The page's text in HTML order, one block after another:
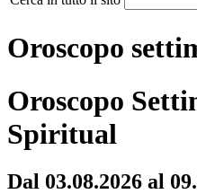
Oroscopo
Oroscopo
Spiritual
Dal 03.08.2026 al